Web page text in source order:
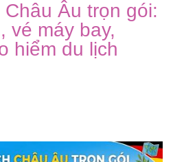
Âu trọn gói:
vé máy bay,
hiểm du lịch